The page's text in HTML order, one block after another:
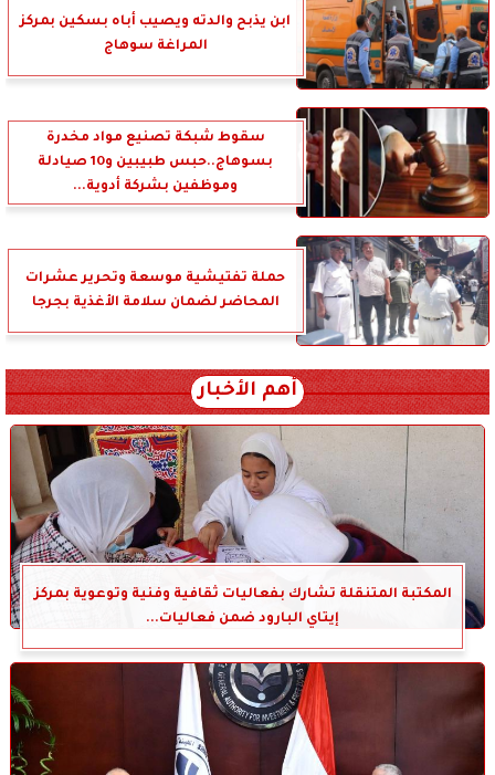
ابن يذبح والدته ويصيب أباه بسكين بمركز
المراغة سوهاج
سقوط شبكة تصنيع مواد مخدرة
بسوهاج..حبس طبيبين و10 صيادلة
وموظفين بشركة أدوية...
حملة تفتيشية موسعة وتحرير عشرات
المحاضر لضمان سلامة الأغذية بجرجا
أهم الأخبار
المكتبة المتنقلة تشارك بفعاليات ثقافية وفنية وتوعوية بمركز
إيتاي البارود ضمن فعاليات...